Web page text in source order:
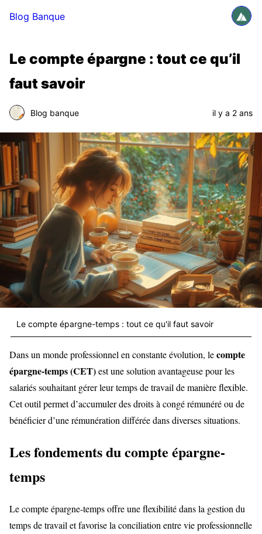
Blog Banque
Le compte épargne : tout ce qu’il
faut savoir
Blog banque il y a 2 ans
Le compte épargne-temps : tout ce qu'il faut savoir
Dans un monde professionnel en constante évolution, lecompte
épargne-temps (CET)est une solution avantageuse pour les
salariés souhaitant gérer leur temps de travail de manière flexible.
Cet outil permet d’accumuler des droits à congé rémunéré ou de
bénéficier d’une rémunération différée dans diverses situations.
Les fondements du compte épargne-
temps
Le compte épargne-temps offre une flexibilité dans la gestion du
temps de travail et favorise la conciliation entre vie professionnelle